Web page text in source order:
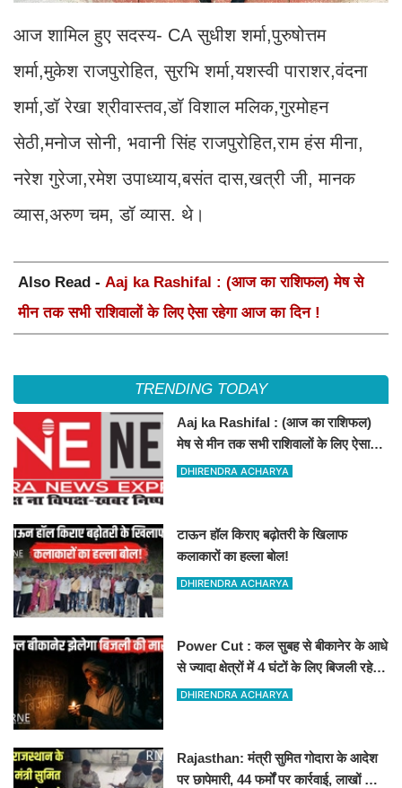
आज शामिल हुए सदस्य- CA सुधीश शर्मा,पुरुषोत्तम
शर्मा,मुकेश राजपुरोहित, सुरभि शर्मा,यशस्वी पाराशर,वंदना
शर्मा,डॉ रेखा श्रीवास्तव,डॉ विशाल मलिक,गुरमोहन
सेठी,मनोज सोनी, भवानी सिंह राजपुरोहित,राम हंस मीना,
नरेश गुरेजा,रमेश उपाध्याय,बसंत दास,खत्री जी, मानक
व्यास,अरुण चम, डॉ व्यास. थे।
Also Read - Aaj ka Rashifal : (आज का राशिफल) मेष से
मीन तक सभी राशिवालों के लिए ऐसा रहेगा आज का दिन !
TRENDING TODAY
Aaj ka Rashifal : (आज का राशिफल)
मेष से मीन तक सभी राशिवालों के लिए ऐसा
रहेगा आज का दिन !
DHIRENDRA ACHARYA
टाऊन हॉल किराए बढ़ोतरी के खिलाफ
कलाकारों का हल्ला बोल!
DHIRENDRA ACHARYA
Power Cut : कल सुबह से बीकानेर के आधे
से ज्यादा क्षेत्रों में 4 घंटों के लिए बिजली रहेगी
गुल
DHIRENDRA ACHARYA
Rajasthan: मंत्री सुमित गोदारा के आदेश
पर छापेमारी, 44 फर्मों पर कार्रवाई, लाखों का